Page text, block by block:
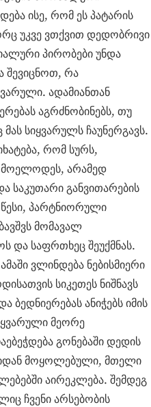
ისე, რომ ეს პატარის
უკვე ვთქვით დედობრივი
პირობები უნდა
შევიცნოთ, რა
ადამიანთან
აგრძნობინებს, თუ
სიყვარულს ჩაუნერგავს.
რომ სურს,
მოელოდეს, არამედ
საკუთარი განვითარების
პარტნიორული
მომავალ
და საფრთხეც შეუქმნას.
ვლინდება ნებისმიერი
სიკეთეს ნიშნავს
ანიჭებს იმის
მეორე
გონებაში დედის
მოყოლებული, მთელი
აირეკლება. შემდეგ
ჩვენი არსებობის